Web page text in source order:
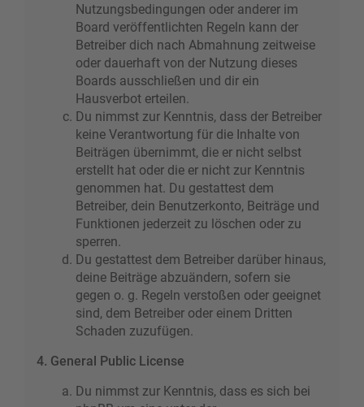
Nutzungsbedingungen oder anderer im
Board veröffentlichten Regeln kann der
Betreiber dich nach Abmahnung zeitweise
oder dauerhaft von der Nutzung dieses
Boards ausschließen und dir ein
Hausverbot erteilen.
Du nimmst zur Kenntnis, dass der Betreiber
keine Verantwortung für die Inhalte von
Beiträgen übernimmt, die er nicht selbst
erstellt hat oder die er nicht zur Kenntnis
genommen hat. Du gestattest dem
Betreiber, dein Benutzerkonto, Beiträge und
Funktionen jederzeit zu löschen oder zu
sperren.
Du gestattest dem Betreiber darüber hinaus,
deine Beiträge abzuändern, sofern sie
gegen o. g. Regeln verstoßen oder geeignet
sind, dem Betreiber oder einem Dritten
Schaden zuzufügen.
4. General Public License
Du nimmst zur Kenntnis, dass es sich bei